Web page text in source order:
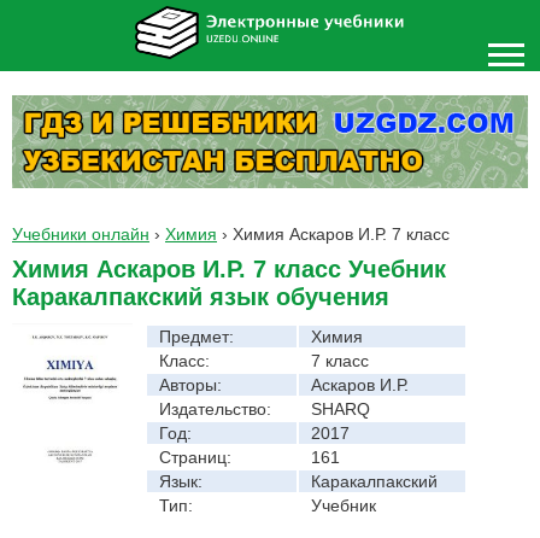
Учебники онлайн › Химия › Химия Аскаров И.Р. 7 класс
Химия Аскаров И.Р. 7 класс Учебник
Каракалпакский язык обучения
Предмет:
Химия
Класс:
7 класс
Авторы:
Аскаров И.Р.
Издательство:
SHARQ
Год:
2017
Страниц:
161
Язык:
Каракалпакский
Тип:
Учебник